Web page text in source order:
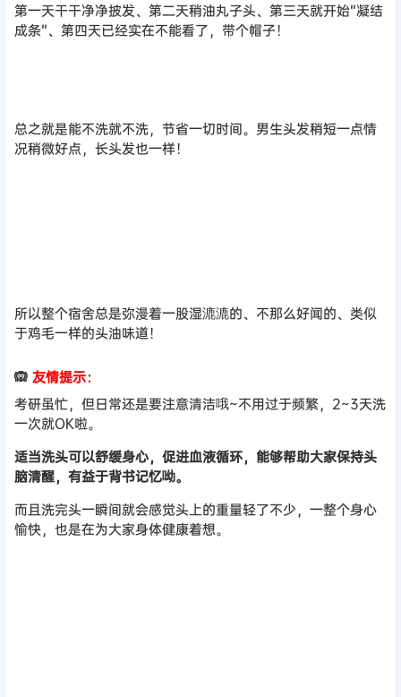
第一天干干净净披发、第二天稍油丸子头、第三天就开始“凝结
成条”、第四天已经实在不能看了，带个帽子！
总之就是能不洗就不洗，节省一切时间。男生头发稍短一点情
况稍微好点，长头发也一样！
所以整个宿舍总是弥漫着一股湿漉漉的、不那么好闻的、类似
于鸡毛一样的头油味道！
🙉 友情提示：
考研虽忙，但日常还是要注意清洁哦~不用过于频繁，2~3天洗
一次就OK啦。
适当洗头可以舒缓身心，促进血液循环，能够帮助大家保持头
脑清醒，有益于背书记忆呦。
而且洗完头一瞬间就会感觉头上的重量轻了不少，一整个身心
愉快，也是在为大家身体健康着想。